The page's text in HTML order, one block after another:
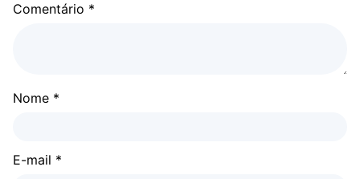
Comentário *
Nome *
E-mail *